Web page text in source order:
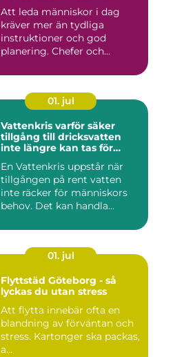
Att leda människor i dag
kräver mer än tydliga
instruktioner och god
planering. Chefer och
01. jul
Vattenkris varför säker
tillgång till dricksvatten
inte längre kan tas för
En Vattenkris uppstår när
tillgången på rent vatten
inte räcker för människors
behov. Det kan handla...
01. jul
Flyttstäd Göteborg - så
lyckas du utan stress
Att flytta innebär ofta en
blandning av förväntan och
stress. Kartonger ska packas,
a...